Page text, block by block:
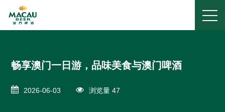
畅享澳门一日游，品味美食与澳门啤酒
2026-06-03 浏览量 47